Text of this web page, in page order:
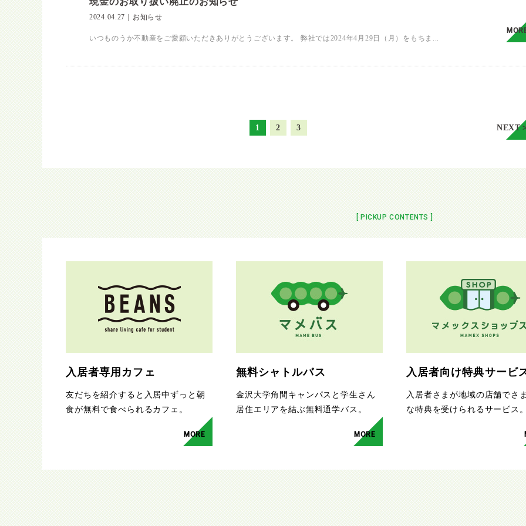
2024.04.27 お知らせ
いつものうか不動産をご愛顧いただきありがとうございます。 弊社では2024年4月29日（月）をもちま...
1 2 3 NEXT
[ PICKUP CONTENTS ]
入居者専用カフェ
友だちを紹介すると入居中ずっと朝
食が無料で食べられるカフェ。
MORE
無料シャトルバス
金沢大学角間キャンパスと学生さん
居住エリアを結ぶ無料通学バス。
MORE
入居者向け特典サービ
入居者さまが地域の店舗でさ
な特典を受けられるサービス